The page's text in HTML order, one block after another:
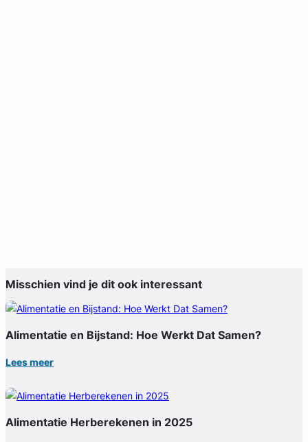
Misschien vind je dit ook interessant
Alimentatie en Bijstand: Hoe Werkt Dat Samen?
Lees meer
Alimentatie Herberekenen in 2025